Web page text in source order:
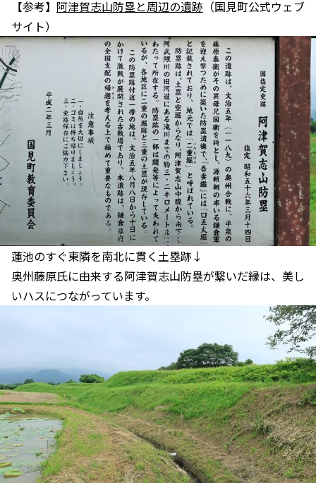
【参考】 阿津賀志山防塁と周辺の遺跡 （国見町公式ウェブ
サイト）
蓮池のすぐ東隣を南北に貫く土塁跡↓
奥州藤原氏に由来する阿津賀志山防塁が繋いだ縁は、美し
いハスにつながっています。